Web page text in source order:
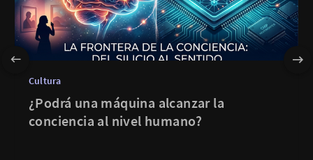
Cultura
¿Podrá una máquina alcanzar la
conciencia al nivel humano?